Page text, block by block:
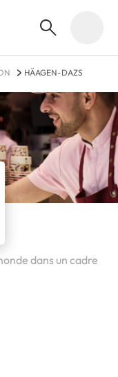
HÄAGEN-DAZS
dans un cadre